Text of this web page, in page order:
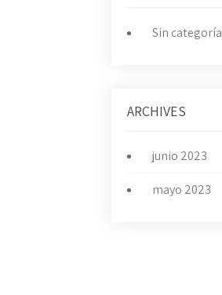
Sin categoría
ARCHIVES
junio 2023
mayo 2023